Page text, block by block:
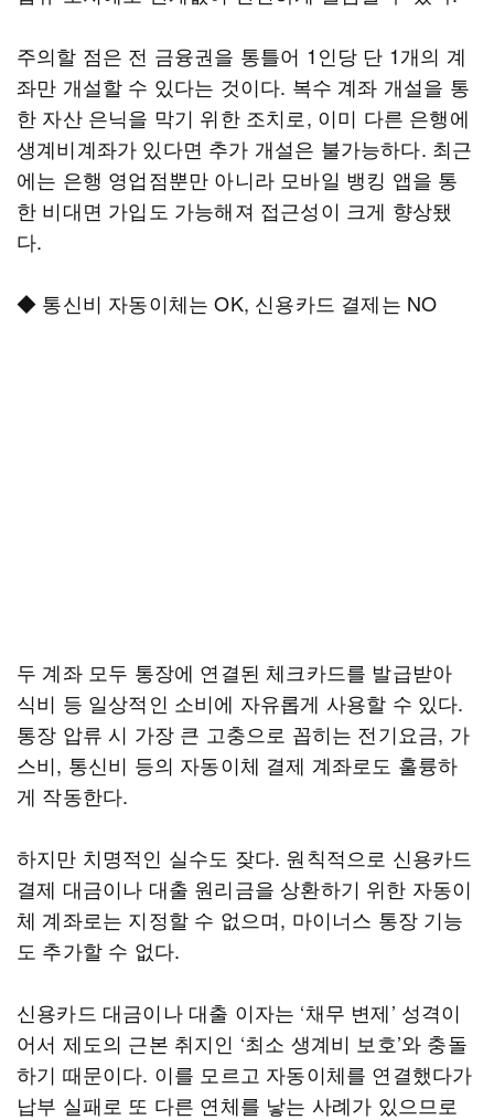
주의할 점은 전 금융권을 통틀어 1인당 단 1개의 계
좌만 개설할 수 있다는 것이다. 복수 계좌 개설을 통
한 자산 은닉을 막기 위한 조치로, 이미 다른 은행에
생계비계좌가 있다면 추가 개설은 불가능하다. 최근
에는 은행 영업점뿐만 아니라 모바일 뱅킹 앱을 통
한 비대면 가입도 가능해져 접근성이 크게 향상됐
다.
◆ 통신비 자동이체는 OK, 신용카드 결제는 NO
두 계좌 모두 통장에 연결된 체크카드를 발급받아
식비 등 일상적인 소비에 자유롭게 사용할 수 있다.
통장 압류 시 가장 큰 고충으로 꼽히는 전기요금, 가
스비, 통신비 등의 자동이체 결제 계좌로도 훌륭하
게 작동한다.
하지만 치명적인 실수도 잦다. 원칙적으로 신용카드
결제 대금이나 대출 원리금을 상환하기 위한 자동이
체 계좌로는 지정할 수 없으며, 마이너스 통장 기능
도 추가할 수 없다.
신용카드 대금이나 대출 이자는 ‘채무 변제’ 성격이
어서 제도의 근본 취지인 ‘최소 생계비 보호’와 충돌
하기 때문이다. 이를 모르고 자동이체를 연결했다가
납부 실패로 또 다른 연체를 낳는 사례가 있으므로